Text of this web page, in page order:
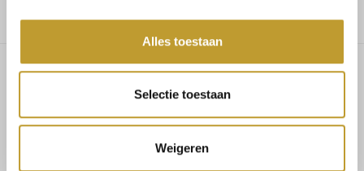
Alles toestaan
Selectie toestaan
Weigeren
Ariana ruffle broderie dress
black